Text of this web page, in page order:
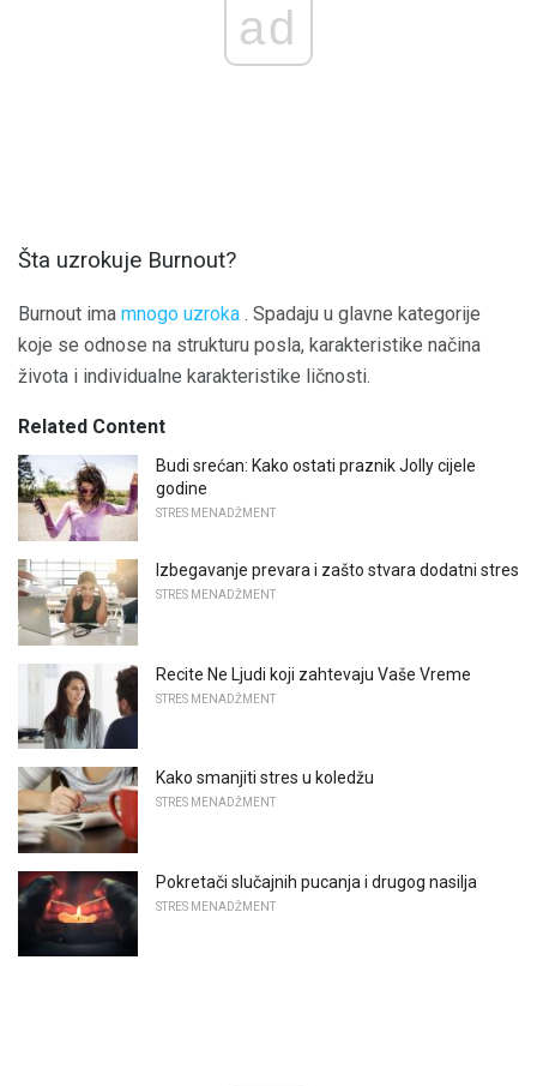
ad
Šta uzrokuje Burnout?
Burnout ima mnogo uzroka . Spadaju u glavne kategorije
koje se odnose na strukturu posla, karakteristike načina
života i individualne karakteristike ličnosti.
Related Content
Budi srećan: Kako ostati praznik Jolly cijele
godine
STRES MENADŽMENT
Izbegavanje prevara i zašto stvara dodatni stres
STRES MENADŽMENT
Recite Ne Ljudi koji zahtevaju Vaše Vreme
STRES MENADŽMENT
Kako smanjiti stres u koledžu
STRES MENADŽMENT
Pokretači slučajnih pucanja i drugog nasilja
STRES MENADŽMENT